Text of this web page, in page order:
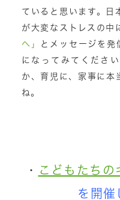
ていると思います。日
が大変なストレスの中
へ」
とメッセージを発
になってみてくださ
か、育児に、家事に本
ね。
・
こどもたちの
を開催